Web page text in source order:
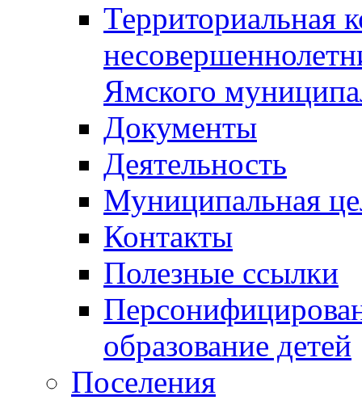
Территориальная
Ямского
Документы
Деятельность
Муниципальная
Контакты
Полезные ссылки
образование детей
Поселения